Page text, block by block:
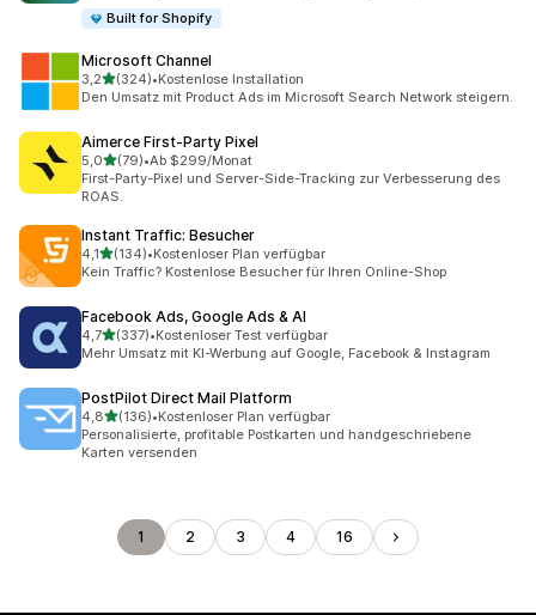
Built for Shopify
Microsoft Channel
3,2von 5 Sternen
(324)
324 Rezensionen insgesamt
•Kostenlose Installation
Den Umsatz mit Product Ads im Microsoft Search Network steigern.
Aimerce First‑Party Pixel
5,0von 5 Sternen
(79)
79 Rezensionen insgesamt
•Ab $299/Monat
First-Party-Pixel und Server-Side-Tracking zur Verbesserung des
ROAS.
Instant Traffic: Besucher
4,1von 5 Sternen
(134)
134 Rezensionen insgesamt
•Kostenloser Plan verfügbar
Kein Traffic? Kostenlose Besucher für Ihren Online-Shop
Facebook Ads, Google Ads & AI
4,7von 5 Sternen
(337)
337 Rezensionen insgesamt
•Kostenloser Test verfügbar
Mehr Umsatz mit KI-Werbung auf Google, Facebook & Instagram
PostPilot Direct Mail Platform
4,8von 5 Sternen
(136)
136 Rezensionen insgesamt
•Kostenloser Plan verfügbar
Personalisierte, profitable Postkarten und handgeschriebene
Karten versenden
1 2 3 4 16